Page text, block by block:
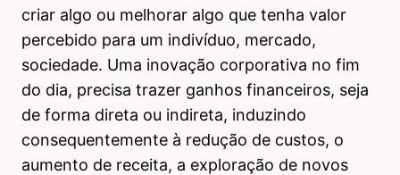
criar algo ou melhorar algo que tenha valor
percebido para um indivíduo, mercado,
sociedade. Uma inovação corporativa no fim
do dia, precisa trazer ganhos financeiros, seja
de forma direta ou indireta, induzindo
consequentemente à redução de custos, o
aumento de receita, a exploração de novos